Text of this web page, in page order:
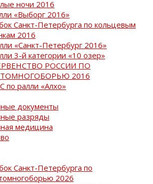
ночи 2016
«Выборг 2016»
Санкт-Петербурга по кольцевым
2016
«Санкт-Петербург 2016»
3-й категории «10 озер»
РОССИИ ПО
2016
по ралли «Алхо»
документы
разряды
медицина
Санкт-Петербурга по
2026